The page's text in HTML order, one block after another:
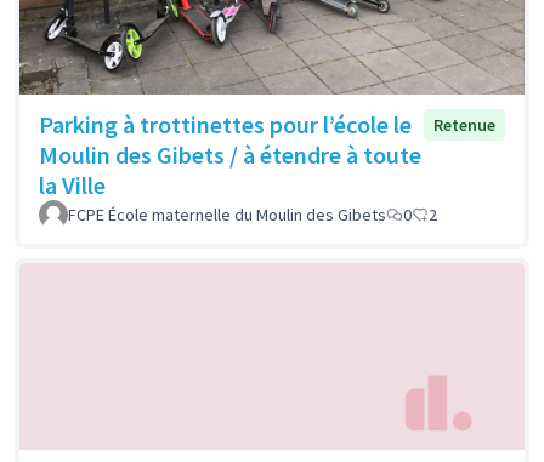
Parking à trottinettes pour l’école le
Moulin des Gibets / à étendre à toute
la Ville
Retenue
FCPE École maternelle du Moulin des Gibets 0 2